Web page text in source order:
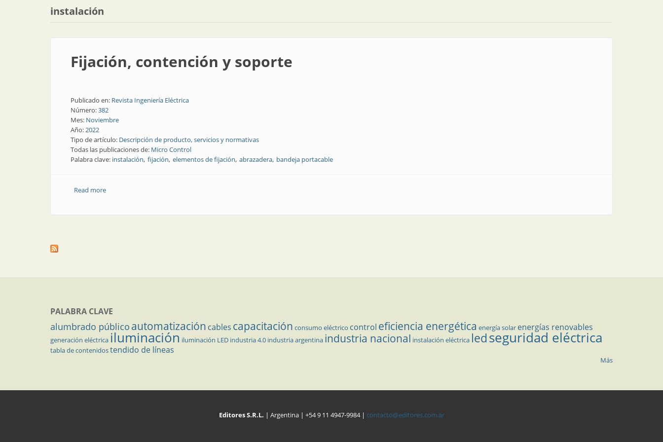
instalación
Fijación, contención y soporte
Publicado en: Revista Ingeniería Eléctrica
Número:382
Mes: Noviembre
Año:2022
Tipo de artículo: Descripción de producto, servicios y normativas
Todas las publicaciones de: Micro Control
Palabra clave: instalación fijación elementos de fijación abrazadera bandeja portacable
Read moreabout Fijación, contención y soporte
PALABRA CLAVE
alumbrado público automatización cables capacitación consumo eléctrico control eficiencia energética energía solar energías renovables
generación eléctrica iluminación iluminación LED industria 4.0 industria argentina industria nacional instalación eléctrica ledseguridad eléctrica
tabla de contenidostendido de líneas
Más
Editores S.R.L. | Argentina | +54 9 11 4947-9984 | contacto@editores.com.ar